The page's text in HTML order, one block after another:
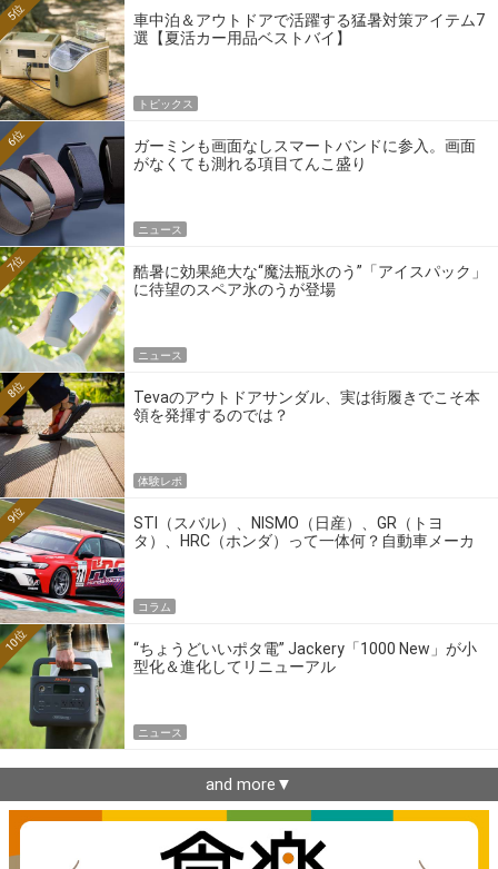
車中泊＆アウトドアで活躍する猛暑対策アイテム7
選【夏活カー用品ベストバイ】
5位
トピックス
ガーミンも画面なしスマートバンドに参入。画面
がなくても測れる項目てんこ盛り
6位
ニュース
酷暑に効果絶大な“魔法瓶氷のう”「アイスパック」
に待望のスペア氷のうが登場
7位
ニュース
Tevaのアウトドアサンダル、実は街履きでこそ本
領を発揮するのでは？
8位
体験レポ
STI（スバル）、NISMO（日産）、GR（トヨ
タ）、HRC（ホンダ）って一体何？自動車メーカ
9位
コラム
“ちょうどいいポタ電” Jackery「1000 New」が小
型化＆進化してリニューアル
10位
ニュース
and more▼